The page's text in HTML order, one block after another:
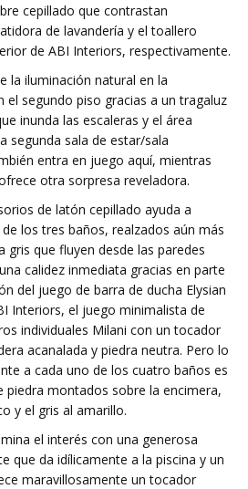
cepillado que contrastan
de lavandería y el toallero
de ABI Interiors, respectivamente.
la iluminación natural en la
el segundo piso gracias a un tragaluz
inunda las escaleras y el área
segunda sala de estar/sala
entra en juego aquí, mientras
otra sorpresa reveladora.
de latón cepillado ayuda a
los tres baños, realzados aún más
gris que fluyen desde las paredes
calidez inmediata gracias en parte
del juego de barra de ducha Elysian
Interiors, el juego minimalista de
individuales Milani con un tocador
acanalada y piedra neutra. Pero lo
a cada uno de los cuatro baños es
piedra montados sobre la encimera,
y el gris al amarillo.
el interés con una generosa
que da idílicamente a la piscina y un
maravillosamente un tocador